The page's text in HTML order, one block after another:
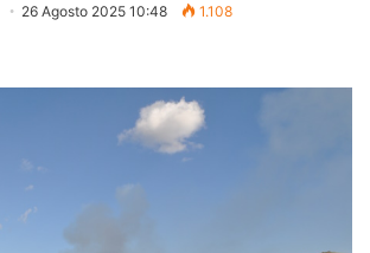
26 Agosto 2025 10:48 1.108